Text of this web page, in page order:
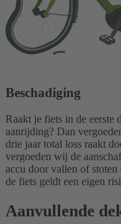
Beschadiging
Raakt je fiets in de eerste
aanrijding? Dan
drie jaar total loss raakt
vergoeden wij de
accu door vallen of
de fiets geldt een eigen
Aanvullende